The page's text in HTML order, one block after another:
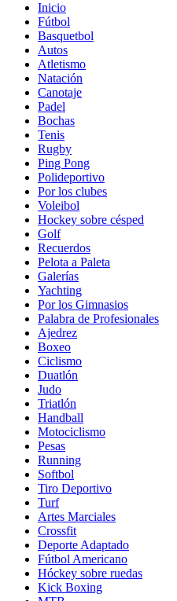
Inicio
Fútbol
Basquetbol
Autos
Atletismo
Natación
Canotaje
Padel
Bochas
Tenis
Rugby
Ping Pong
Polideportivo
Por los clubes
Voleibol
Hockey sobre césped
Golf
Recuerdos
Pelota a Paleta
Galerías
Yachting
Por los Gimnasios
Palabra de Profesionales
Ajedrez
Boxeo
Ciclismo
Duatlón
Judo
Triatlón
Handball
Motociclismo
Pesas
Running
Softbol
Tiro Deportivo
Turf
Artes Marciales
Crossfit
Deporte Adaptado
Fútbol Americano
Hóckey sobre ruedas
Kick Boxing